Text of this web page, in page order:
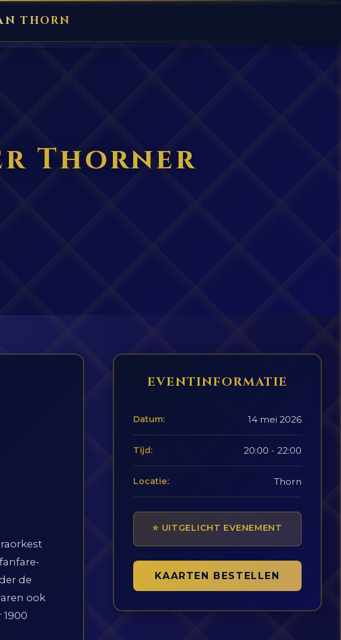
THORN
Thorner
de
ook
EVENTINFORMATIE
Datum: 14 mei 2026
Tijd: 20:00 - 22:00
Locatie: Thorn
⭐ UITGELICHT EVENEMENT
KAARTEN BESTELLEN